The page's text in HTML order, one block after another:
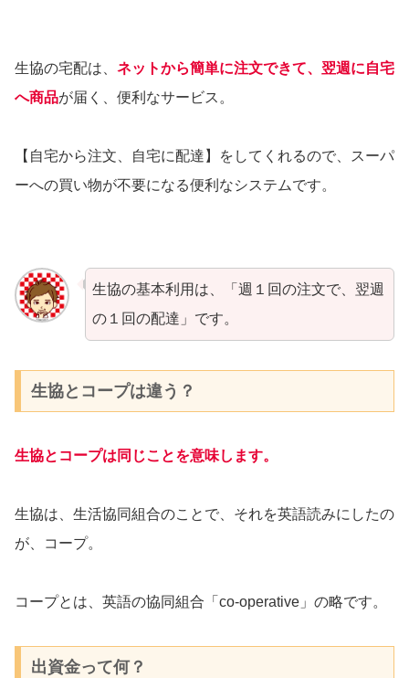
生協の宅配は、 ネットから簡単に注文できて、翌週に自宅
へ商品が届く、便利なサービス。
【自宅から注文、自宅に配達】をしてくれるので、スーパ
ーへの買い物が不要になる便利なシステムです。
生協の基本利用は、「週１回の注文で、翌週
の１回の配達」です。
生協とコープは違う？
生協とコープは同じことを意味します。
生協は、生活協同組合のことで、それを英語読みにしたの
が、コープ。
コープとは、英語の協同組合「co-operative」の略です。
出資金って何？